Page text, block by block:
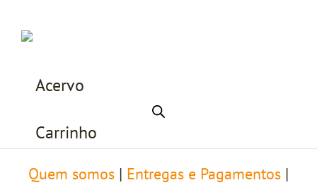
Acervo
Carrinho
Quem somos Entregas e Pagamentos